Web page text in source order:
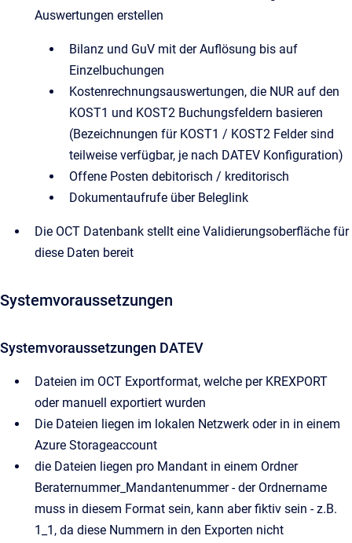
Auswertungen erstellen
Bilanz und GuV mit der Auflösung bis auf
Einzelbuchungen
Kostenrechnungsauswertungen, die NUR auf den
KOST1 und KOST2 Buchungsfeldern basieren
(Bezeichnungen für KOST1 / KOST2 Felder sind
teilweise verfügbar, je nach DATEV Konfiguration)
Offene Posten debitorisch / kreditorisch
Dokumentaufrufe über Beleglink
Die OCT Datenbank stellt eine Validierungsoberfläche für
diese Daten bereit
Systemvoraussetzungen
Systemvoraussetzungen DATEV
Dateien im OCT Exportformat, welche per KREXPORT
oder manuell exportiert wurden
Die Dateien liegen im lokalen Netzwerk oder in in einem
Azure Storageaccount
die Dateien liegen pro Mandant in einem Ordner
Beraternummer_Mandantenummer - der Ordnername
muss in diesem Format sein, kann aber fiktiv sein - z.B.
1_1, da diese Nummern in den Exporten nicht